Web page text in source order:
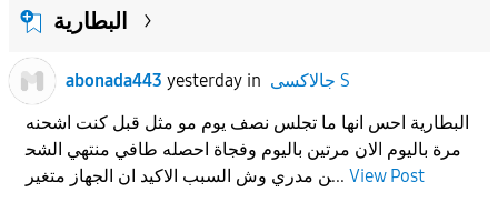
البطارية
abonada443 yesterdayin
جالاكسى S
البطارية احس انها ما تجلس نصف يوم مو مثل قبل كنت اشحنه
مرة باليوم الان مرتين باليوم وفجاة احصله طافي منتهي الشح
ن مدري وش السبب الاكيد ان الجهاز متغير... View Post